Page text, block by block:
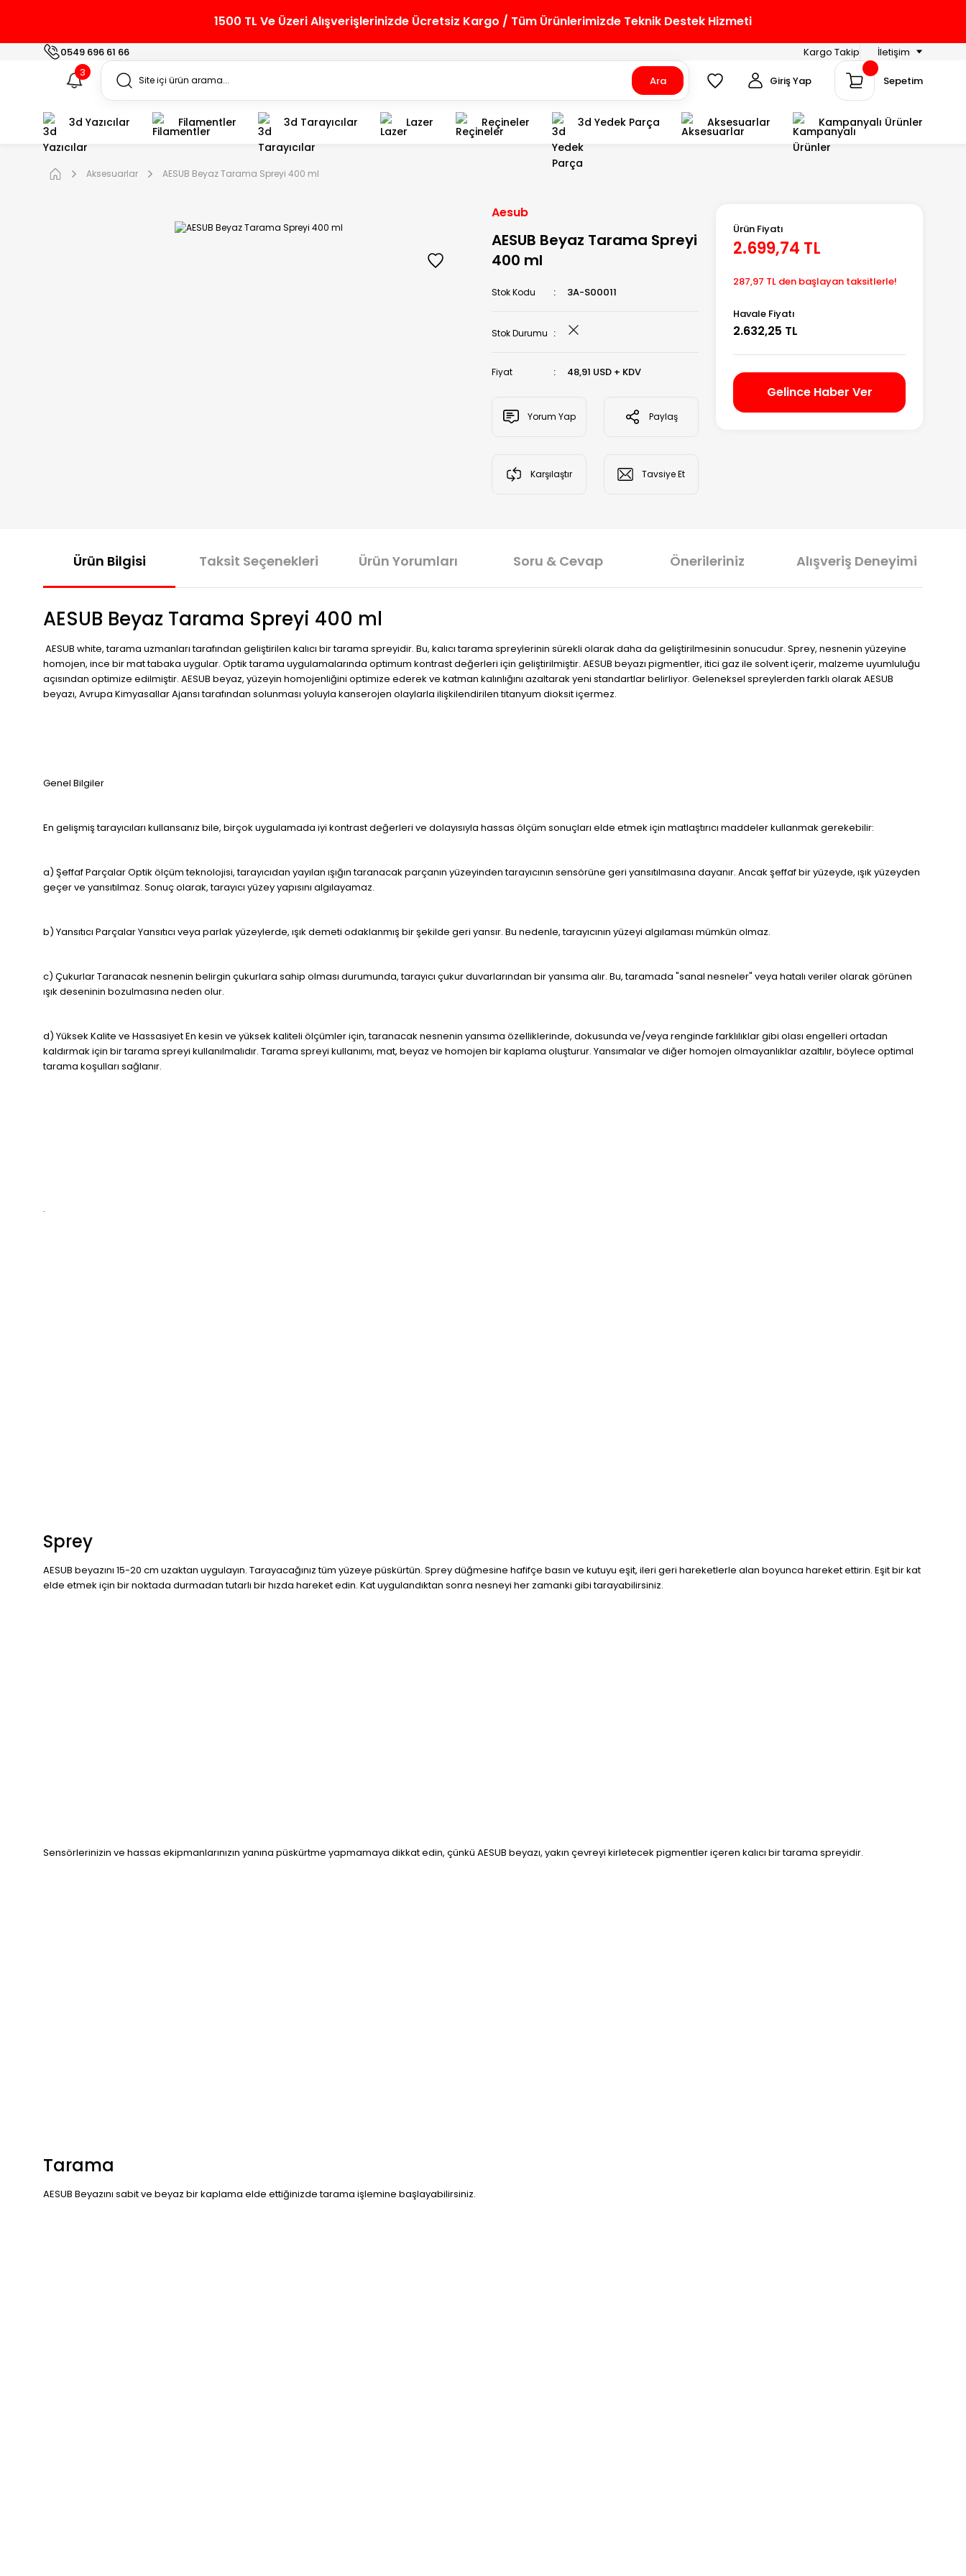
1500 TL Ve Üzeri Alışverişlerinizde Ücretsiz Kargo / Tüm Ürünlerimizde Teknik Destek Hizmeti
0549 696 61 66 Kargo Takip
İletişim
3
Ara Giriş Yap Sepetim
3d Yazıcılar Filamentler 3d Tarayıcılar Lazer Reçineler 3d Yedek Parça Aksesuarlar Kampanyalı Ürünler
Aksesuarlar AESUB Beyaz Tarama Spreyi 400 ml
Aesub
AESUB Beyaz Tarama Spreyi
400 ml
Stok Kodu 3A-S00011
Stok Durumu
Fiyat 48,91 USD + KDV
Yorum Yap Paylaş
Karşılaştır Tavsiye Et
Ürün Fiyatı
2.699,74 TL
287,97 TL den başlayan taksitlerle!
Havale Fiyatı
2.632,25 TL
Gelince Haber Ver
Ürün Bilgisi Taksit Seçenekleri Ürün Yorumları Soru & Cevap Önerileriniz Alışveriş Deneyimi
AESUB Beyaz Tarama Spreyi 400 ml
AESUB white, tarama uzmanları tarafından geliştirilen kalıcı bir tarama spreyidir. Bu, kalıcı tarama spreylerinin sürekli olarak daha da geliştirilmesinin sonucudur. Sprey, nesnenin yüzeyine
homojen, ince bir mat tabaka uygular. Optik tarama uygulamalarında optimum kontrast değerleri için geliştirilmiştir. AESUB beyazı pigmentler, itici gaz ile solvent içerir, malzeme uyumluluğu
açısından optimize edilmiştir. AESUB beyaz, yüzeyin homojenliğini optimize ederek ve katman kalınlığını azaltarak yeni standartlar belirliyor. Geleneksel spreylerden farklı olarak AESUB
beyazı, Avrupa Kimyasallar Ajansı tarafından solunması yoluyla kanserojen olaylarla ilişkilendirilen titanyum dioksit içermez.
Genel Bilgiler
En gelişmiş tarayıcıları kullansanız bile, birçok uygulamada iyi kontrast değerleri ve dolayısıyla hassas ölçüm sonuçları elde etmek için matlaştırıcı maddeler kullanmak gerekebilir:
a) Şeffaf Parçalar Optik ölçüm teknolojisi, tarayıcıdan yayılan ışığın taranacak parçanın yüzeyinden tarayıcının sensörüne geri yansıtılmasına dayanır. Ancak şeffaf bir yüzeyde, ışık yüzeyden
geçer ve yansıtılmaz. Sonuç olarak, tarayıcı yüzey yapısını algılayamaz.
b) Yansıtıcı Parçalar Yansıtıcı veya parlak yüzeylerde, ışık demeti odaklanmış bir şekilde geri yansır. Bu nedenle, tarayıcının yüzeyi algılaması mümkün olmaz.
c) Çukurlar Taranacak nesnenin belirgin çukurlara sahip olması durumunda, tarayıcı çukur duvarlarından bir yansıma alır. Bu, taramada "sanal nesneler" veya hatalı veriler olarak görünen
ışık deseninin bozulmasına neden olur.
d) Yüksek Kalite ve Hassasiyet En kesin ve yüksek kaliteli ölçümler için, taranacak nesnenin yansıma özelliklerinde, dokusunda ve/veya renginde farklılıklar gibi olası engelleri ortadan
kaldırmak için bir tarama spreyi kullanılmalıdır. Tarama spreyi kullanımı, mat, beyaz ve homojen bir kaplama oluşturur. Yansımalar ve diğer homojen olmayanlıklar azaltılır, böylece optimal
tarama koşulları sağlanır.
.
Sprey
AESUB beyazını 15-20 cm uzaktan uygulayın. Tarayacağınız tüm yüzeye püskürtün. Sprey düğmesine hafifçe basın ve kutuyu eşit, ileri geri hareketlerle alan boyunca hareket ettirin. Eşit bir kat
elde etmek için bir noktada durmadan tutarlı bir hızda hareket edin. Kat uygulandıktan sonra nesneyi her zamanki gibi tarayabilirsiniz.
Sensörlerinizin ve hassas ekipmanlarınızın yanına püskürtme yapmamaya dikkat edin, çünkü AESUB beyazı, yakın çevreyi kirletecek pigmentler içeren kalıcı bir tarama spreyidir.
Tarama
AESUB Beyazını sabit ve beyaz bir kaplama elde ettiğinizde tarama işlemine başlayabilirsiniz.